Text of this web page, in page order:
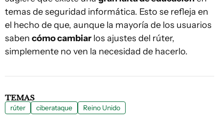
temas de seguridad informática. Esto se refleja en
el hecho de que, aunque la mayoría de los usuarios
saben cómo cambiar los ajustes del rúter,
simplemente no ven la necesidad de hacerlo.
TEMAS
rúter ciberataque Reino Unido